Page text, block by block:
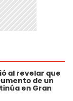
al revelar que
de un
en Gran